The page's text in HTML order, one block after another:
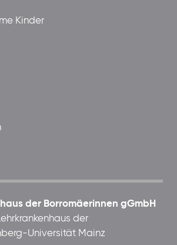
Kinder
der Borromäerinnen gGmbH
der
Universität Mainz